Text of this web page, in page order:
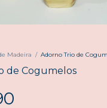
Madeira / Adorno Trio de
de Cogumelos